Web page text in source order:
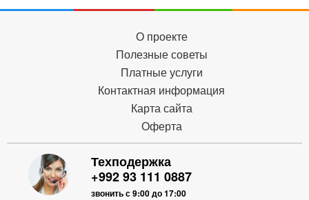
О проекте
Полезные советы
Платные услуги
Контактная информация
Карта сайта
Оферта
Техподержка
+992 93 111 0887
звонить с 9:00 до 17:00